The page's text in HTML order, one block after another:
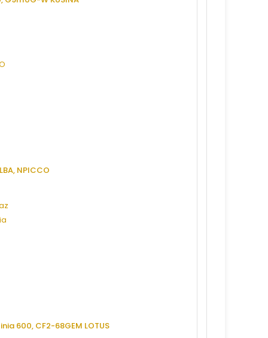
NPICCO
600, CF2-68GEM LOTUS